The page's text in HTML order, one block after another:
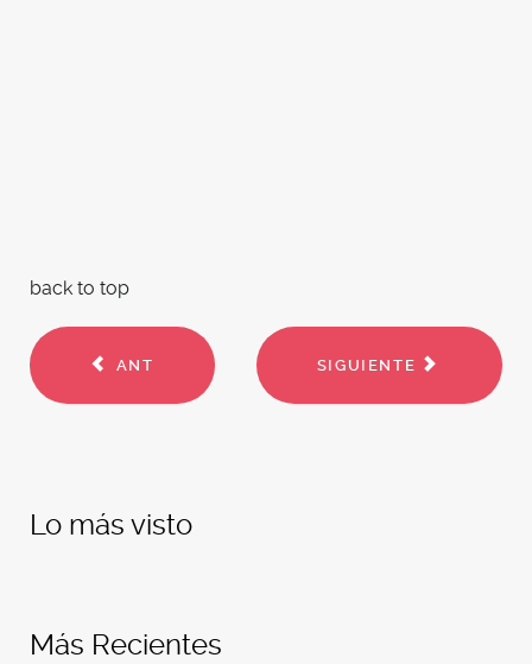
back to top
ANT SIGUIENTE
Lo más visto
Más Recientes